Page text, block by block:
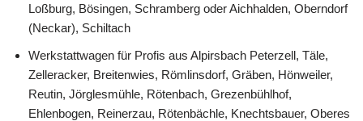
Loßburg, Bösingen, Schramberg oder Aichhalden, Oberndorf
(Neckar), Schiltach
Werkstattwagen für Profis aus Alpirsbach Peterzell, Täle,
Zelleracker, Breitenwies, Römlinsdorf, Gräben, Hönweiler,
Reutin, Jörglesmühle, Rötenbach, Grezenbühlhof,
Ehlenbogen, Reinerzau, Rötenbächle, Knechtsbauer, Oberes